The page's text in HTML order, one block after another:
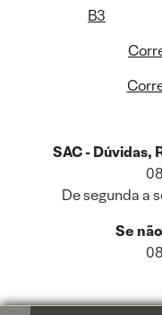
B3
SAC - Dúvidas,
De segunda a
Se